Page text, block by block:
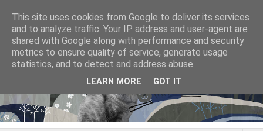
This site uses cookies from Google to deliver its services
and to analyze traffic. Your IP address and user-agent are
shared with Google along with performance and security
metrics to ensure quality of service, generate usage
statistics, and to detect and address abuse.
LEARN MORE GOT IT